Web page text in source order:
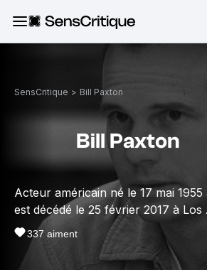
SensCritique > Bill Paxton
Bill Paxton
Acteur américain né le 17 mai
est décédé le 25 février 2017 à Los
337 aiment